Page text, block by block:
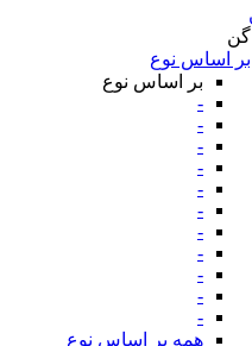
گن
بر اساس نوع
بر اساس نوع
-
-
-
-
-
-
-
-
-
-
-
همه بر اساس نوع